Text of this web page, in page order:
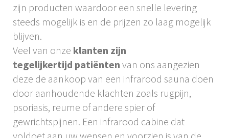
zijn producten waardoor een snelle levering
steeds mogelijk is en de prijzen zo laag mogelijk
blijven.
Veel van onze klanten zijn
tegelijkertijd patiënten van ons aangezien
deze de aankoop van een infrarood sauna doen
door aanhoudende klachten zoals rugpijn,
psoriasis, reume of andere spier of
gewrichtspijnen. Een infrarood cabine dat